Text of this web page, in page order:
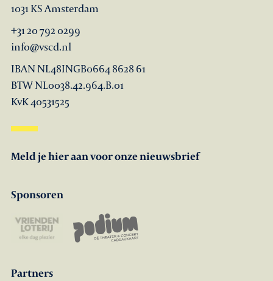
1031 KS Amsterdam
+31 20 792 0299
info@vscd.nl
IBAN NL48INGB0664 8628 61
BTW NL0038.42.964.B.01
KvK 40531525
Meld je hier aan voor onze nieuwsbrief
Sponsoren
Partners